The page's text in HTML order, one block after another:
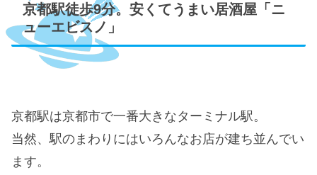
京都駅徒歩9分。安くてうまい居酒屋「ニ
ューエビスノ」
京都駅は京都市で一番大きなターミナル駅。
当然、駅のまわりにはいろんなお店が建ち並んでい
ます。